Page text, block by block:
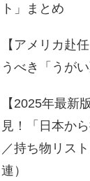
ト」まとめ
【アメリカ赴
うべき「うが
【2025年最新
見！「日本か
／持ち物リス
連）